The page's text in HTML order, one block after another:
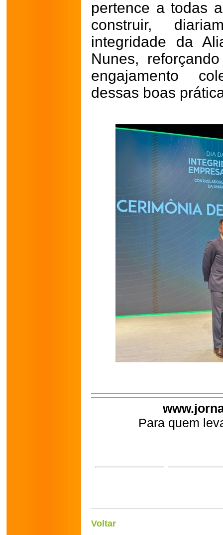
pertence a todas
construir,
integridade da
Nunes,
engajamento
dessas boas
Para quem
Voltar